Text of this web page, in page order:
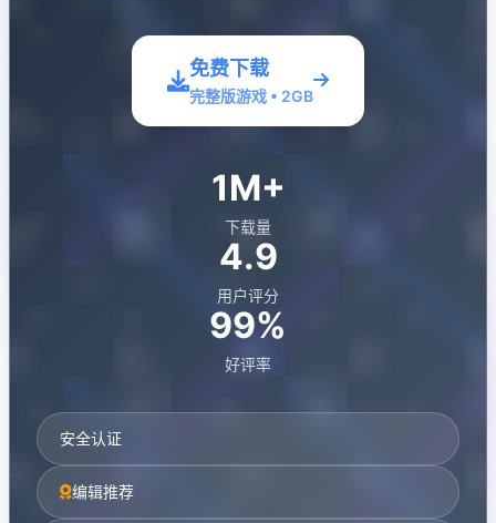
免费下载
完整版游戏 • 2GB
1M+
下载量
4.9
用户评分
99%
好评率
安全认证
编辑推荐